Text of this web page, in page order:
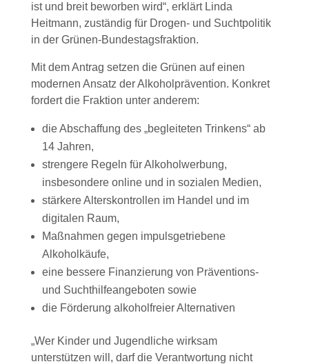
ist und breit beworben wird“, erklärt Linda
Heitmann, zuständig für Drogen- und Suchtpolitik
in der Grünen-Bundestagsfraktion.
Mit dem Antrag setzen die Grünen auf einen
modernen Ansatz der Alkoholprävention. Konkret
fordert die Fraktion unter anderem:
die Abschaffung des „begleiteten Trinkens“ ab
14 Jahren,
strengere Regeln für Alkoholwerbung,
insbesondere online und in sozialen Medien,
stärkere Alterskontrollen im Handel und im
digitalen Raum,
Maßnahmen gegen impulsgetriebene
Alkoholkäufe,
eine bessere Finanzierung von Präventions-
und Suchthilfeangeboten sowie
die Förderung alkoholfreier Alternativen
„Wer Kinder und Jugendliche wirksam
unterstützen will, darf die Verantwortung nicht